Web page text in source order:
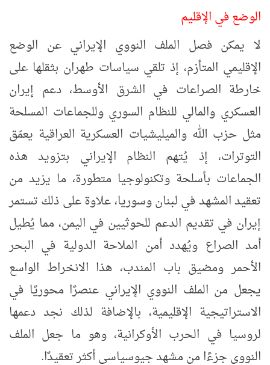
الوضع في الإقليم
لا يمكن فصل الملف النووي الإيراني عن الوضع
الإقليمي المتأزم، إذ تلقي سياسات طهران بثقلها على
خارطة الصراعات في الشرق الأوسط، دعم إيران
العسكري والمالي للنظام السوري وللجماعات المسلحة
مثل حزب الله والميليشيات العسكرية العراقية يعمّق
التوترات، إذ يُتهم النظام الإيراني بتزويد هذه
الجماعات بأسلحة وتكنولوجيا متطورة، ما يزيد من
تعقيد المشهد في لبنان وسوريا، علاوة على ذلك تستمر
إيران في تقديم الدعم للحوثيين في اليمن، مما يُطيل
أمد الصراع ويُهدد أمن الملاحة الدولية في البحر
الأحمر ومضيق باب المندب، هذا الانخراط الواسع
يجعل من الملف النووي الإيراني عنصرًا محوريًا في
الاستراتيجية الإقليمية، بالإضافة لذلك نجد دعمها
لروسيا في الحرب الأوكرانية، وهو ما جعل الملف
النووي جزءًا من مشهد جيوسياسي أكثر تعقيدًا.